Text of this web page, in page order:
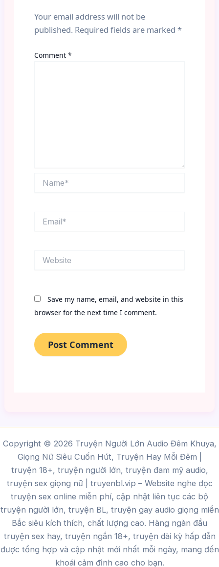
Your email address will not be
published. Required fields are marked *
Comment *
Save my name, email, and website in this
browser for the next time I comment.
Copyright © 2026 Truyện Người Lớn Audio Đêm Khuya,
Giọng Nữ Siêu Cuốn Hút, Truyện Hay Mỗi Đêm |
truyện 18+, truyện người lớn, truyện đam mỹ audio,
truyện sex giọng nữ | truyenbl.vip – Website nghe đọc
truyện sex online miễn phí, cập nhật liên tục các bộ
truyện người lớn, truyện BL, truyện gay audio giọng miền
Bắc siêu kích thích, chất lượng cao. Hàng ngàn đầu
truyện sex hay, truyện ngắn 18+, truyện dài kỳ hấp dẫn
được tổng hợp và cập nhật mới nhất mỗi ngày, mang đến
khoái cảm đỉnh cao cho bạn.